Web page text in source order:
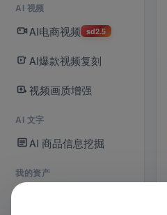
AI 视频
AI电商视频 sd2.5
AI爆款视频复刻
视频画质增强
AI 文字
AI 商品信息挖掘
我的资产
单次生
，480P /
刻
s
时长
库，
爆款镜头模板一键带入
提示词，适配抖音 / 快手 /
商品卡多比例。
进入 AI 视频
30s 70条